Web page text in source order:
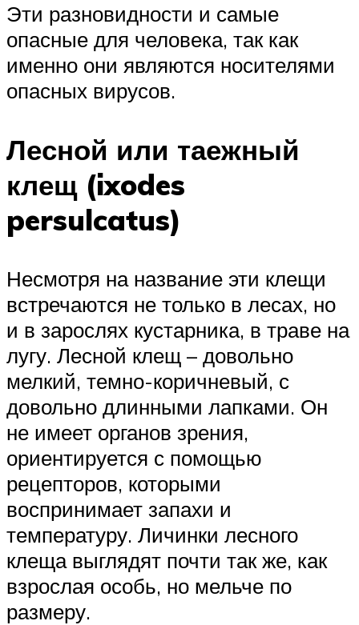
Эти разновидности и самые
опасные для человека, так как
именно они являются носителями
опасных вирусов.
Лесной или таежный
клещ (ixodes
persulcatus)
Несмотря на название эти клещи
встречаются не только в лесах, но
и в зарослях кустарника, в траве на
лугу. Лесной клещ – довольно
мелкий, темно-коричневый, с
довольно длинными лапками. Он
не имеет органов зрения,
ориентируется с помощью
рецепторов, которыми
воспринимает запахи и
температуру. Личинки лесного
клеща выглядят почти так же, как
взрослая особь, но мельче по
размеру.